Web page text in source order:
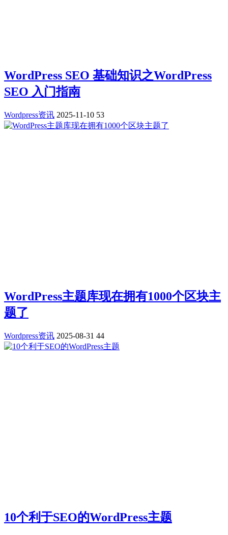
WordPress SEO 基础知识之WordPress
SEO 入门指南
Wordpress资讯 2025-11-10 53
WordPress主题库现在拥有1000个区块主
题了
Wordpress资讯 2025-08-31 44
10个利于SEO的WordPress主题